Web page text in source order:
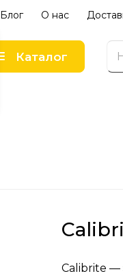
Блог О нас
Каталог
Calibrite —